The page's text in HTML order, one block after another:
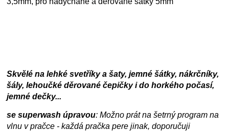
Skvělé na lehké svetříky a šaty, jemné šátky, nákrčníky,
šály, lehoučké děrované čepičky i do horkého počasí,
jemné dečky...
se superwash úpravou: Možno prát na šetrný program na
vlnu v pračce - každá pračka pere jinak, doporučuji